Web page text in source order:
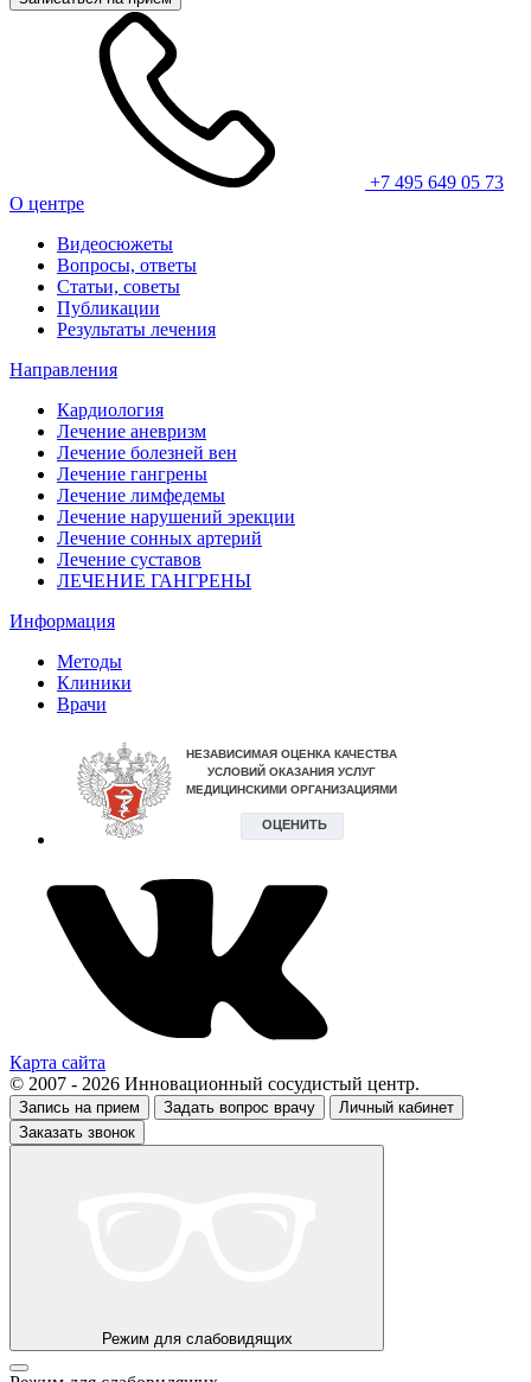
+7 495 649 05 73
О центре
Видеосюжеты
Вопросы, ответы
Статьи, советы
Публикации
Результаты лечения
Направления
Кардиология
Лечение аневризм
Лечение болезней вен
Лечение гангрены
Лечение лимфедемы
Лечение нарушений эрекции
Лечение сонных артерий
Лечение суставов
ЛЕЧЕНИЕ ГАНГРЕНЫ
Информация
Методы
Клиники
Врачи
Карта сайта
© 2007 - 2026 Инновационный сосудистый центр.
Запись на прием Задать вопрос врачу
Личный кабинет
Заказать звонок
Режим для слабовидящих